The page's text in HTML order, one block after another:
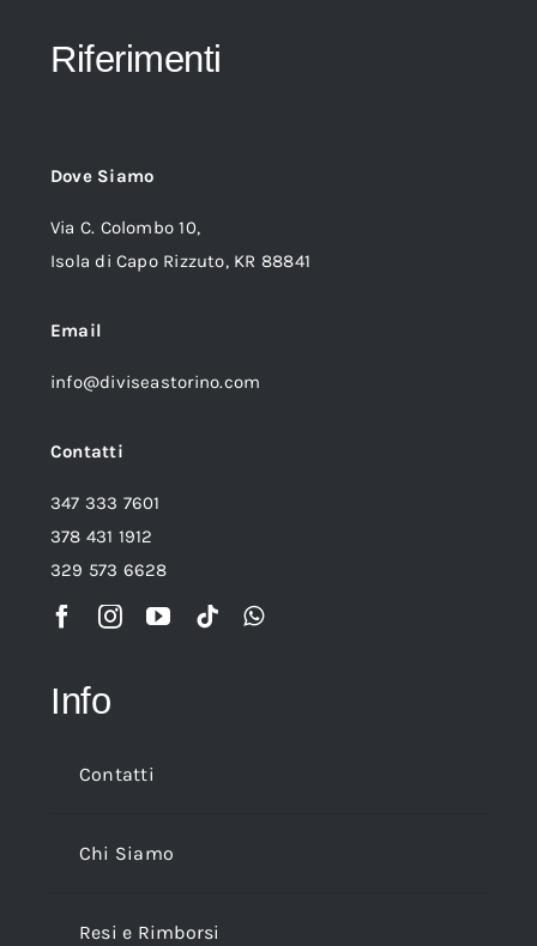
Riferimenti
Dove Siamo
Via C. Colombo 10,
Isola di Capo Rizzuto, KR 88841
Email
info@diviseastorino.com
Contatti
347 333 7601
378 431 1912
329 573 6628
Info
Contatti
Chi Siamo
Resi e Rimborsi